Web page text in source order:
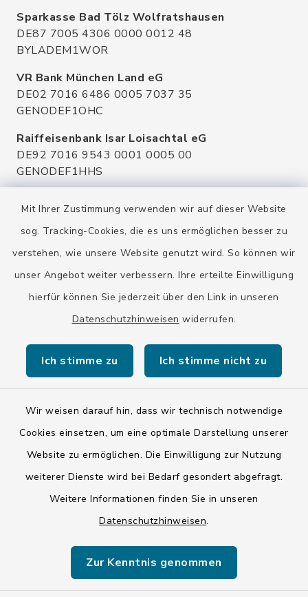
Mit Ihrer Zustimmung verwenden wir auf dieser Website
sog. Tracking-Cookies, die es uns ermöglichen besser zu
verstehen, wie unsere Website genutzt wird. So können wir
unser Angebot weiter verbessern. Ihre erteilte Einwilligung
hierfür können Sie jederzeit über den Link in unseren
Datenschutzhinweisen widerrufen.
Ich stimme zu Ich stimme nicht zu
Wir weisen darauf hin, dass wir technisch notwendige
Cookies einsetzen, um eine optimale Darstellung unserer
Website zu ermöglichen. Die Einwilligung zur Nutzung
weiterer Dienste wird bei Bedarf gesondert abgefragt.
Weitere Informationen finden Sie in unseren
Datenschutzhinweisen.
Zur Kenntnis genommen
Sparkasse Bad Tölz Wolfratshausen
DE87 7005 4306 0000 0012 48
BYLADEM1WOR
VR Bank München Land eG
DE02 7016 6486 0005 7037 35
GENODEF1OHC
Raiffeisenbank Isar Loisachtal eG
DE92 7016 9543 0001 0005 00
GENODEF1HHS
DE20 7002 0270 3630 1010 09
HYVEDEMMXXX
Kontakt
Barrierefreiheit
Datenschutz
Impressum
Sitemap
Cookie-Einstellungen